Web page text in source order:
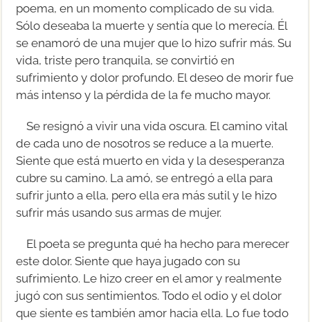
poema, en un momento complicado de su vida.
Sólo deseaba la muerte y sentía que lo merecía. Él
se enamoró de una mujer que lo hizo sufrir más. Su
vida, triste pero tranquila, se convirtió en
sufrimiento y dolor profundo. El deseo de morir fue
más intenso y la pérdida de la fe mucho mayor.
Se resignó a vivir una vida oscura. El camino vital
de cada uno de nosotros se reduce a la muerte.
Siente que está muerto en vida y la desesperanza
cubre su camino. La amó, se entregó a ella para
sufrir junto a ella, pero ella era más sutil y le hizo
sufrir más usando sus armas de mujer.
El poeta se pregunta qué ha hecho para merecer
este dolor. Siente que haya jugado con su
sufrimiento. Le hizo creer en el amor y realmente
jugó con sus sentimientos. Todo el odio y el dolor
que siente es también amor hacia ella. Lo fue todo